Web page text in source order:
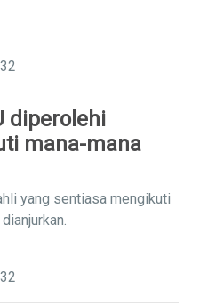
diperolehi
mana-mana
yang sentiasa mengikuti